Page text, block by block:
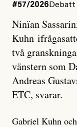
#57/2026 Debatt
Ninïan
Kuhn
två
vänstern som
Andreas
ETC, svarar.
Gabriel Kuhn